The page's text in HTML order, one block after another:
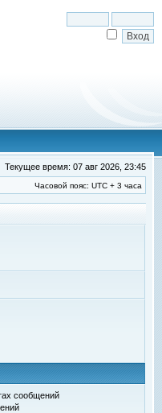
Текущее время: 07 авг 2026, 23:45
Часовой пояс: UTC + 3 часа
сообщений